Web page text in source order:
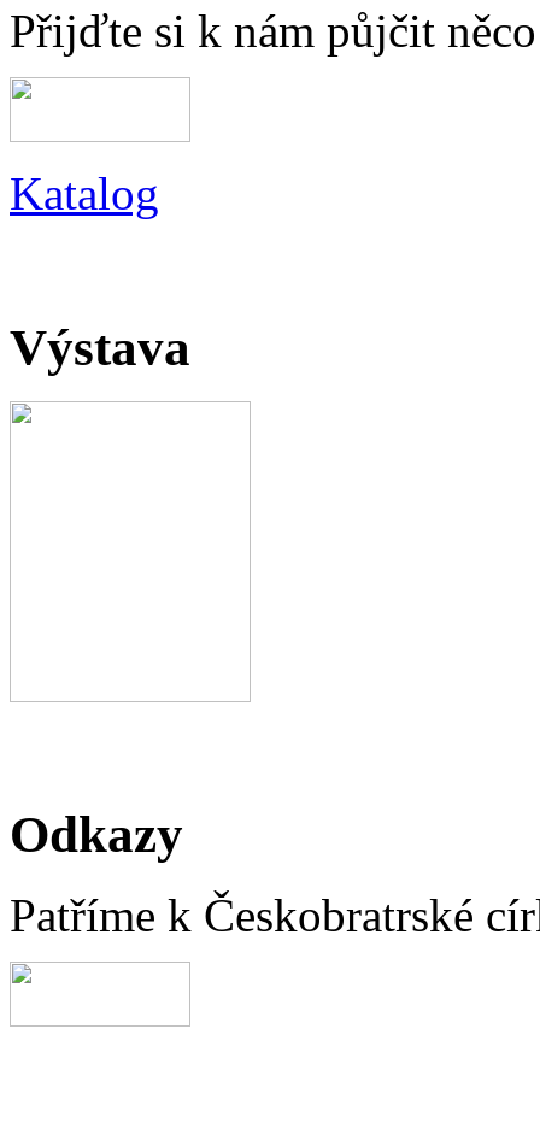
Přijďte si k nám půjčit
Katalog
Výstava
Odkazy
Patříme k Českobratrské